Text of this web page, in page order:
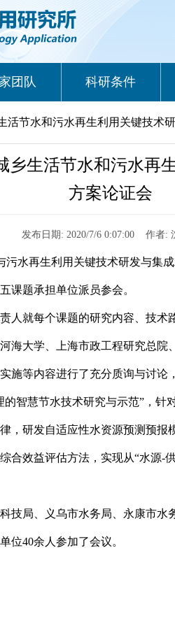
团队 科研条件
活节水和污水再生利用关键技术
生活节水和污水再
方案论证会
发布日期: 2020/7/6 0:07:00 作者:
污水再生利用关键技术研发与集
课题承担单位派员参会。
就每个课题的研究内容、技
海大学、上海市政工程研究总
等内容进行了充分质询与讨论
智慧节水技术研究与示范” ，针
，研发自适应性水资源预测预
合效益评估方法，实现从“水源-
技局、义乌市水务局、永康市水
位40余人参加了会议。